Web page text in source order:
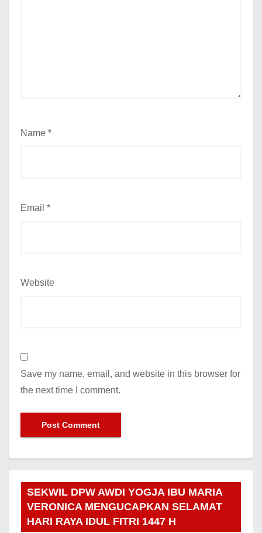
Name *
Email *
Website
Save my name, email, and website in this browser for
the next time I comment.
SEKWIL DPW AWDI YOGJA IBU MARIA
VERONICA MENGUCAPKAN SELAMAT
HARI RAYA IDUL FITRI 1447 H